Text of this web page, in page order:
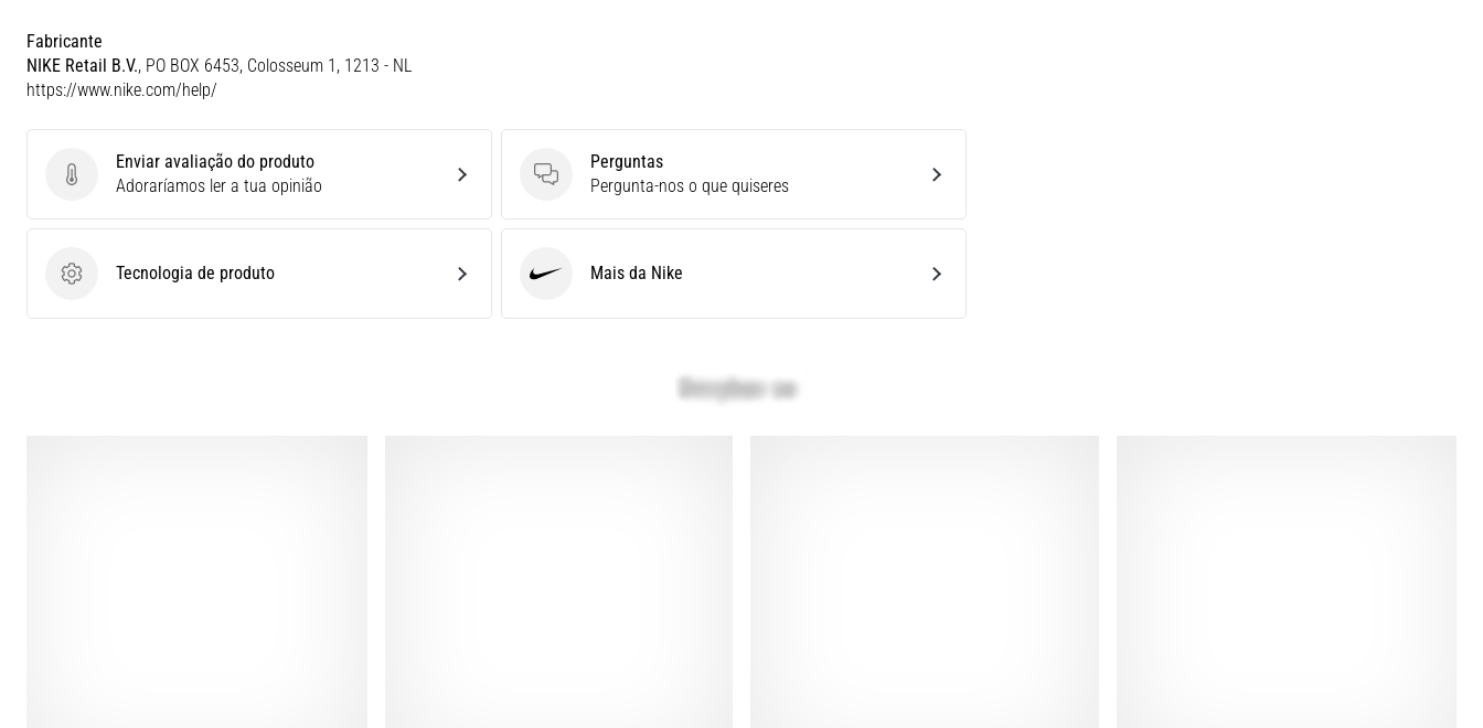
Fabricante
NIKE Retail B.V., PO BOX 6453, Colosseum 1, 1213 - NL
https://www.nike.com/help/
Enviar avaliação do produto
Enviar avaliação do produto
Adoraríamos ler a tua opinião
Perguntas
Perguntas
Pergunta-nos o que quiseres
Tecnologia de produto
Tecnologia de produto Mais da Nike